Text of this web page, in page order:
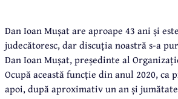
Dan Ioan Mușat are aproape 43 ani și
judecătoresc, dar discuția noastră s-a
Dan Ioan Mușat, președinte al
Ocupă această funcție din anul 2020,
apoi, după aproximativ un an și